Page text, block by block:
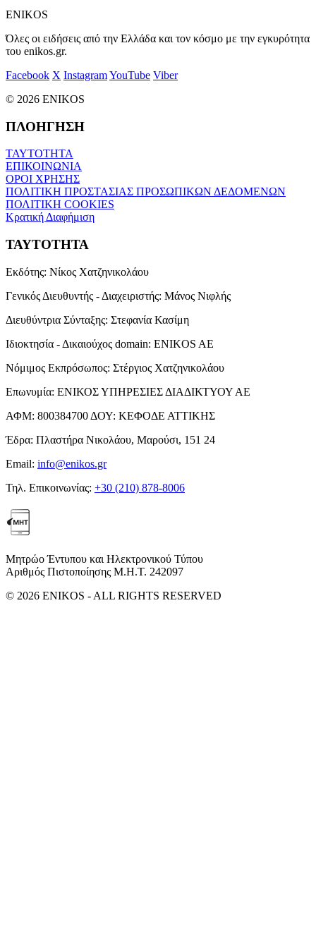
ENIKOS
Όλες οι ειδήσεις από την Ελλάδα και τον κόσμο με την εγκυρότητα
του enikos.gr.
Facebook X InstagramYouTube Viber
© 2026 ENIKOS
ΠΛΟΗΓΗΣΗ
ΤΑΥΤΟΤΗΤΑ
ΕΠΙΚΟΙΝΩΝΙΑ
ΟΡΟΙ ΧΡΗΣΗΣ
ΠΟΛΙΤΙΚΗ ΠΡΟΣΤΑΣΙΑΣ ΠΡΟΣΩΠΙΚΩΝ ΔΕΔΟΜΕΝΩΝ
ΠΟΛΙΤΙΚΗ COOKIES
Κρατική Διαφήμιση
ΤΑΥΤΟΤΗΤΑ
Εκδότης: Νίκος Χατζηνικολάου
Γενικός Διευθυντής - Διαχειριστής: Μάνος Νιφλής
Διευθύντρια Σύνταξης: Στεφανία Κασίμη
Ιδιοκτησία - Δικαιούχος domain: ENIKOS AE
Νόμιμος Εκπρόσωπος: Στέργιος Χατζηνικολάου
Επωνυμία: ΕΝΙΚΟΣ ΥΠΗΡΕΣΙΕΣ ΔΙΑΔΙΚΤΥΟΥ ΑΕ
ΑΦΜ: 800384700 ΔΟΥ: ΚΕΦΟΔΕ ΑΤΤΙΚΗΣ
Έδρα: Πλαστήρα Νικολάου, Μαρούσι, 151 24
Email: info@enikos.gr
Τηλ. Επικοινωνίας: +30 (210) 878-8006
Μητρώο Έντυπου και Ηλεκτρονικού Τύπου
Αριθμός Πιστοποίησης Μ.Η.Τ. 242097
© 2026 ENIKOS - ALL RIGHTS RESERVED